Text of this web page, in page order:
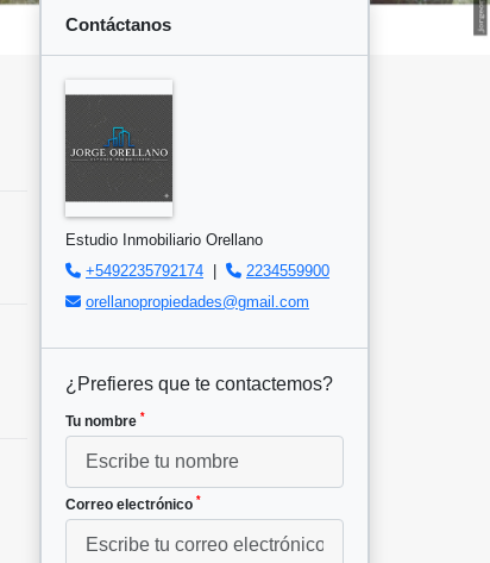
Contáctanos
Estudio Inmobiliario Orellano
+5492235792174
2234559900
orellanopropiedades@gmail.com
¿Prefieres que te contactemos?
Tu nombre *
Correo electrónico *